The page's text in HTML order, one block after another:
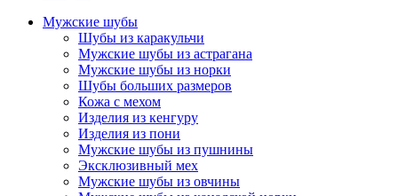
Мужские шубы
Шубы из каракульчи
Мужские шубы из астрагана
Мужские шубы из норки
Шубы больших размеров
Кожа с мехом
Изделия из кенгуру
Изделия из пони
Мужские шубы из пушнины
Эксклюзивный мех
Мужские шубы из овчины